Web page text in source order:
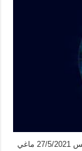
برجك اليوم جاكلين عقيقي توقعات الأبراج اليوم الخميس 27/5/2021 ماغي